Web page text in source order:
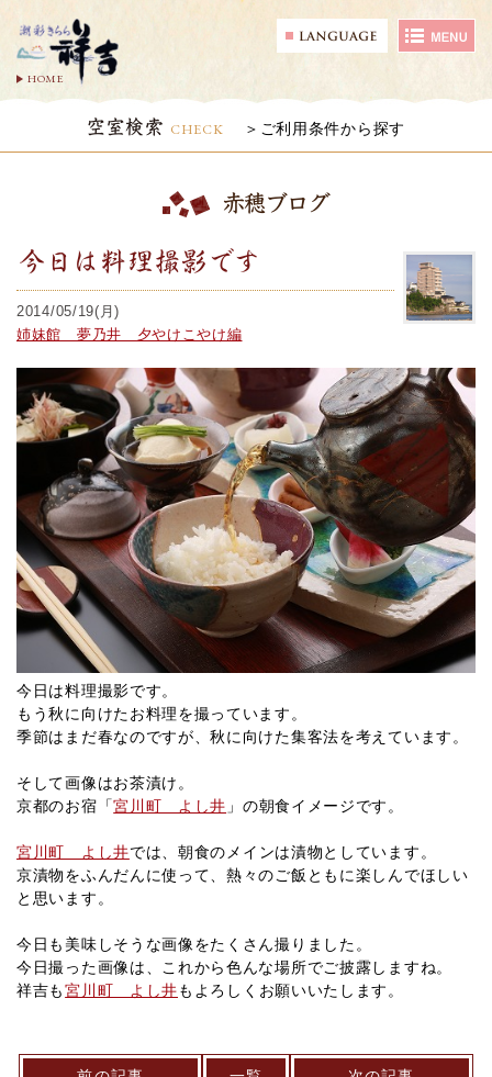
HOME
空室検索 CHECK ご利用条件から探す
赤穂ブログ
今日は料理撮影です
2014/05/19(月)
姉妹館 夢乃井 夕やけこやけ編
今日は料理撮影です。
もう秋に向けたお料理を撮っています。
季節はまだ春なのですが、秋に向けた集客法を考えています。
そして画像はお茶漬け。
京都のお宿「宮川町 よし井 」の朝食イメージです。
宮川町 よし井では、朝食のメインは漬物としています。
京漬物をふんだんに使って、熱々のご飯ともに楽しんでほしい
と思います。
今日も美味しそうな画像をたくさん撮りました。
今日撮った画像は、これから色んな場所でご披露しますね。
祥吉も宮川町 よし井もよろしくお願いいたします。